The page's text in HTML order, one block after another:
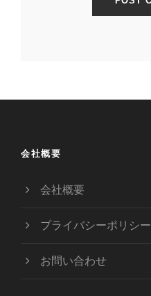
会社概要
会社概要
プライバシーポリシー
お問い合わせ